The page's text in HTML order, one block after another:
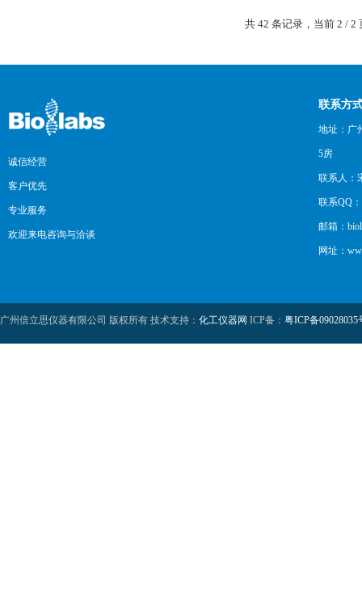
共 42 条记录，当前 2 /
诚信经营
客户优先
专业服务
欢迎来电咨询与洽谈
联系方
地址：广
5房
联系人：
联系QQ
邮箱：
网址：
广州倍立思仪器有限公司 版权所有 技术支持： 化工仪器网 ICP备： 粤ICP备09028035